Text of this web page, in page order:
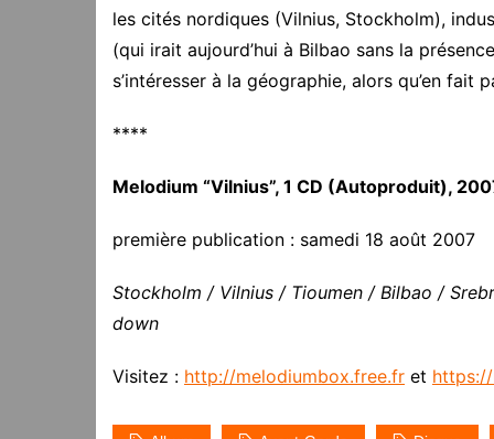
les cités nordiques (Vilnius, Stockholm),
(qui irait aujourd’hui à Bilbao sans la
s’intéresser à la géographie, alors qu’en
****
Melodium “Vilnius”, 1 CD (Autoproduit),
première publication : samedi 18 août 2007
Stockholm / Vilnius / Tioumen / Bilbao /
down
Visitez : http://melodiumbox.free.fr et